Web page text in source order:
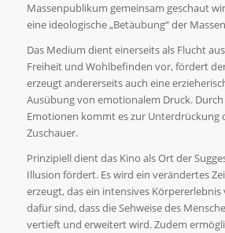
Massenpublikum gemeinsam geschaut
eine ideologische „Betäubung“ der
Das Medium dient einerseits als Flucht
Freiheit und Wohlbefinden vor, fördert
erzeugt andererseits auch eine
Ausübung von emotionalem Druck.
Emotionen kommt es zur Unterdrückung
Zuschauer.
Prinzipiell dient das Kino als Ort der
Illusion fördert. Es wird ein verändertes
erzeugt, das ein intensives
dafür sind, dass die Sehweise des
vertieft und erweitert wird. Zudem